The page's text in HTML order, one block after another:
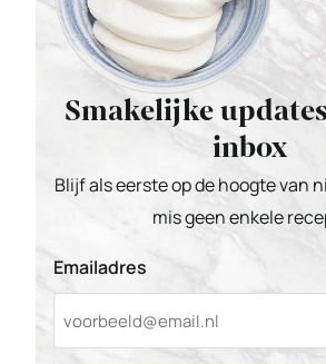
Smakelijke
inbox
Blijf als eerste op de hoogte van
mis geen enkele
Emailadres